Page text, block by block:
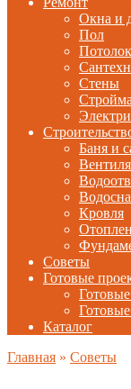
Окна и
Пол
Потолок
Стены
Баня и
Кровля
Советы
Готовые
Каталог
Главная » Советы